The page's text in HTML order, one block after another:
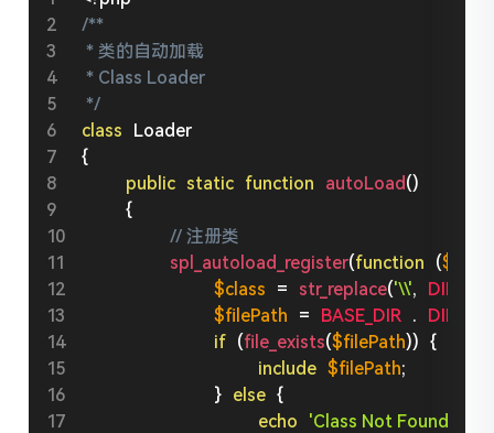
/**
* 类的自动加载
* Class Loader
*/
class
Loader
{
public static function autoLoad()
{
// 注册类
spl_autoload_register(function ($class
$class
= str_replace('\\',
$filePath
= BASE_DIR .
if (file_exists($filePath)) {
include $filePath;
} else {
echo
'Class Not Found !'